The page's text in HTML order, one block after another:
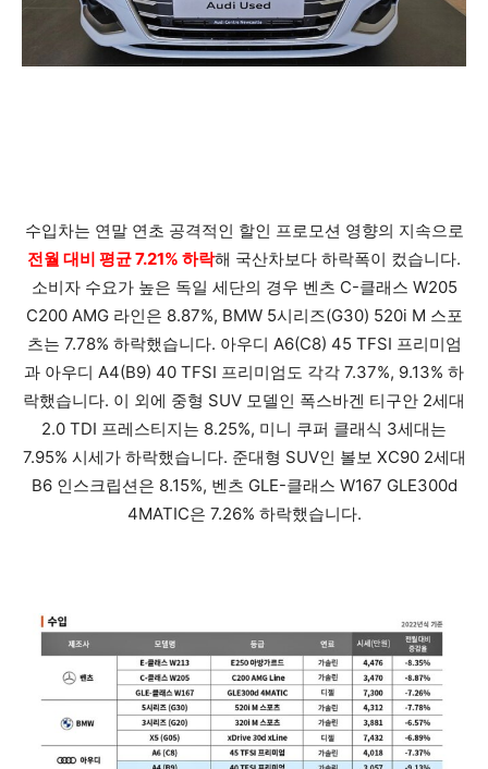
수입차는 연말 연초 공격적인 할인 프로모션 영향의 지속으로
전월 대비 평균 7.21% 하락해 국산차보다 하락폭이 컸습니다.
소비자 수요가 높은 독일 세단의 경우 벤츠 C-클래스 W205
C200 AMG 라인은 8.87%, BMW 5시리즈(G30) 520i M 스포
츠는 7.78% 하락했습니다. 아우디 A6(C8) 45 TFSI 프리미엄
과 아우디 A4(B9) 40 TFSI 프리미엄도 각각 7.37%, 9.13% 하
락했습니다. 이 외에 중형 SUV 모델인 폭스바겐 티구안 2세대
2.0 TDI 프레스티지는 8.25%, 미니 쿠퍼 클래식 3세대는
7.95% 시세가 하락했습니다. 준대형 SUV인 볼보 XC90 2세대
B6 인스크립션은 8.15%, 벤츠 GLE-클래스 W167 GLE300d
4MATIC은 7.26% 하락했습니다.